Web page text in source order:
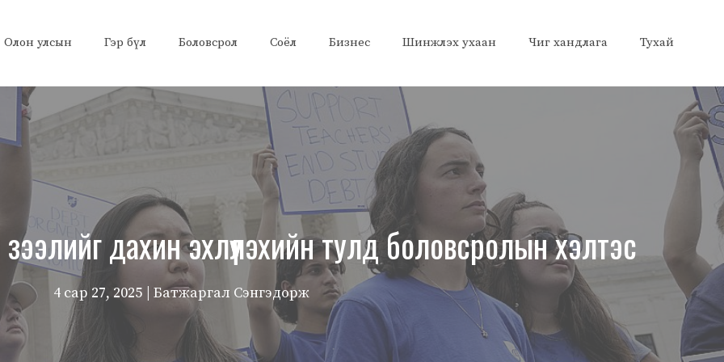
Олон улсын Гэр бүл Боловсрол Соёл Бизнес Шинжлэх ухаан Чиг хандлага Тухай
дахин эхлүүлэхийн тулд боловсролын хэлтэс
4 сар 27, 2025 | Батжаргал Сэнгэдорж